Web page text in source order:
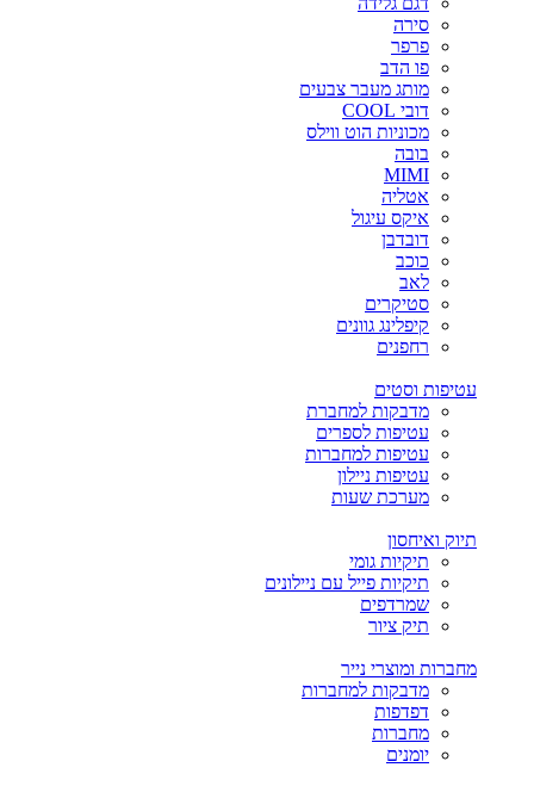
סירה
פרפר
פו הדב
מותג מעבר צבעים
דובי COOL
מכוניות הוט ווילס
בובה
MIMI
אטליה
איקס עיגול
דובדבן
כוכב
לאב
סטיקרים
קיפלינג גוונים
רחפנים
עטיפות וסטים
מדבקות למחברת
עטיפות לספרים
עטיפות למחברות
עטיפות ניילון
מערכת שעות
תיוק ואיחסון
תיקיות גומי
תיקיות פייל עם ניילונים
שמרדפים
תיק ציור
מחברות ומוצרי נייר
מדבקות למחברות
דפדפות
מחברות
יומנים